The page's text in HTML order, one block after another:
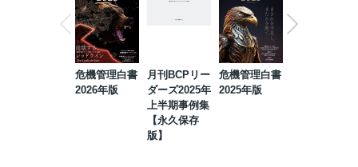
危機管理白書
2026年版
月刊BCPリー
ダーズ2025年
上半期事例集
【永久保存
版】
危機管理白書
2025年版